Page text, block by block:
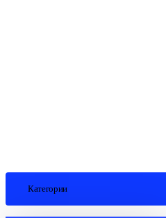
Категории